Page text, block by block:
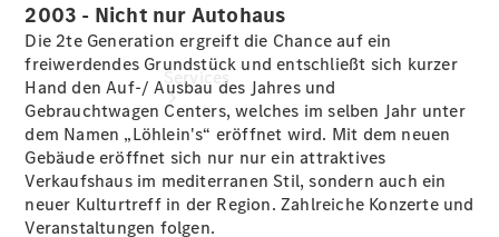
Services
2003 - Nicht nur Autohaus
Die 2te Generation ergreift die Chance auf ein
freiwerdendes Grundstück und entschließt sich kurzer
Hand den Auf-/ Ausbau des Jahres und
Gebrauchtwagen Centers, welches im selben Jahr unter
dem Namen „Löhlein's“ eröffnet wird. Mit dem neuen
Gebäude eröffnet sich nur nur ein attraktives
Verkaufshaus im mediterranen Stil, sondern auch ein
neuer Kulturtreff in der Region. Zahlreiche Konzerte und
Veranstaltungen folgen.